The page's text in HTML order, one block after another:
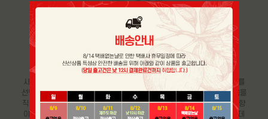
GOOD CHOICE & STORAGE
맛있는 사과 고르는 방법 및
보관 요령
사과의 경우, 표면이 매끈매끈 반짝거리는 것보다 다소 거친 느낌의 사과를
선택하는 것이 좋고 전체적으로 붉은 색을 띄는 것이 좋습니다. 또한, 과육을
직접 만졌을 때, 단단하고 묵직한 느낌으로 향이 지나치게 짙은 사과보다 향
이 은은한 사과가 좋습니다. 사과는 호흡을 하면서 에틸렌 가스를 내뿜는데